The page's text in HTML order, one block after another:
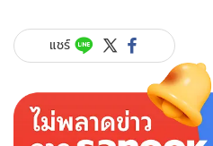
แชร์